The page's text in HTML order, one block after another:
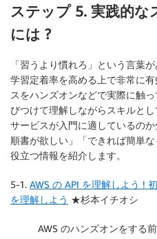
ステップ 5. 実践的な
には ?
「習うより慣れろ」という言葉
学習定着率を高める上で非常に
スをハンズオンなどで実際に触
びつけて理解しながらスキルと
サービスが入門に適しているの
順書が欲しい」「できれば簡単
役立つ情報を紹介します。
5-1. AWS の API を理解しよう !
を理解しよう ★杉本イチオシ
AWS のハンズオンをする